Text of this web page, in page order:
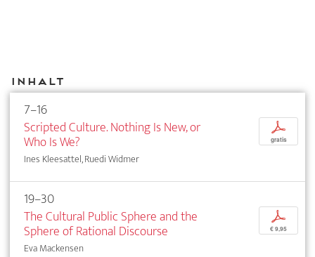
Inhalt
7–16
Scripted Culture. Nothing Is New, or
Who Is We?
Ines Kleesattel, Ruedi Widmer
p
gratis
19–30
The Cultural Public Sphere and the
Sphere of Rational Discourse
Eva Mackensen
p
€ 9,95